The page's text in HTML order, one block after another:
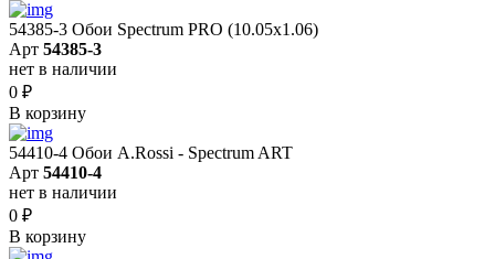
54385-3 Обои Spectrum PRO (10.05х1.06)
Арт 54385-3
нет в наличии
0 ₽
В корзину
54410-4 Обои A.Rossi - Spectrum ART
Арт 54410-4
нет в наличии
0 ₽
В корзину